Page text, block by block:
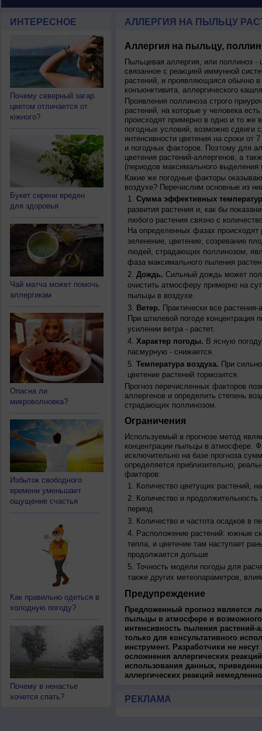
ИНТЕРЕСНОЕ
Почему северный загар
цветом отличается от
южного?
Букет сирени вреден
для здоровья
Чай матча может помочь
аллергикам
Опасна ли
микроволновка?
Избыток свободного
времени уменьшает
ощущение счастья
Как правильно одеться в
холодную погоду?
Почему в ненастье
хочется спать?
АЛЛЕРГИЯ НА ПЫЛЬЦУ
Аллергия на пыльцу,
Пыльцевая аллергия, или поллиноз -
связанное с реакцией иммунной
растений, и проявляющаяся обычно
конъюнктивита, аллергического
Проявления поллиноза строго
растений, на которые у человека
происходят примерно в одно и то же
погодных условий, возможно сдвиги
интенсивности цветения на сроки от
и погодных факторов. Поэтому для
цветения растений-аллергенов, а
(периодов максимального
Какие же погодные факторы
воздухе? Перечислим основные из
Сумма эффективных
развития растения и, как бы
любого растения связно с
На определенных фазах происходят
зеленение, цветение, созревание
людей, страдающих поллинозом,
фаза максимального пыления
Дождь. Сильный дождь может
очистить атмосферу примерно на
пыльцы в воздухе.
Ветер. Практически все
При штилевой погоде
усилении ветра - растет.
Характер погоды. В ясную
пасмурную - снижается.
Температура воздуха. При
цветение растений тормозится.
Прогноз перечисленных факторов
аллергенов и определить степень
страдающих поллинозом.
Ограничения
Используемый в прогнозе метод
концентрации пыльцы в атмосфере.
исключительно на базе прогноза
определяется приблизительно,
факторов:
Количество цветущих растений,
Количество и продолжительность
период
Количество и частота осадков в
Расположение растений: южные
тепла, и цветение там наступает
продолжается дольше
Точность модели погоды для
также других метеопараметров,
Предупреждение
Предложенный прогноз является
пыльцы в атмосфере и
интенсивность пыления растений-
только для консультативного
инструмент. Разработчики не
осложнения аллергических
использования данных,
аллергических реакций
РЕКЛАМА